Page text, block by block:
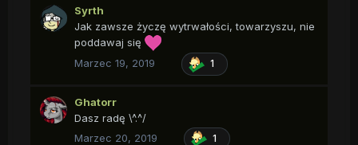
Syrth
Jak zawsze życzę wytrwałości, towarzyszu, nie
poddawaj się
Marzec 19, 2019
1
Ghatorr
Dasz radę \^.^/
Marzec 20, 2019
1